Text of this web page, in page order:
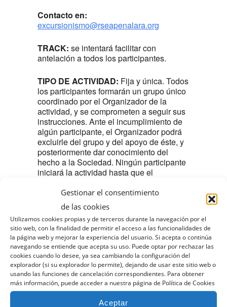
Gestionar el consentimiento
de las cookies
Utilizamos cookies propias y de terceros durante la navegación por el
sitio web, con la finalidad de permitir el acceso a las funcionalidades de
la página web y mejorar la experiencia del usuario. Si acepta o continúa
navegando se entiende que acepta su uso. Puede optar por rechazar las
cookies cuando lo desee, ya sea cambiando la configuración del
explorador (si su explorador lo permite), dejando de usar este sitio web o
usando las funciones de cancelación correspondientes. Para obtener
más información, puede acceder a nuestra página de Política de Cookies
Aceptar
Contacto en:
excursionismo@rseapenalara.org
TRACK: se intentará facilitar con
antelación a todos los participantes.
TIPO DE ACTIVIDAD: Fija y única. Todos
los participantes formarán un grupo único
coordinado por el Organizador de la
actividad, y se comprometen a seguir sus
instrucciones. Ante el incumplimiento de
algún participante, el Organizador podrá
excluirle del grupo y del apoyo de éste, y
posteriormente dar conocimiento del
hecho a la Sociedad. Ningún participante
iniciará la actividad hasta que el
seguirán sus instrucciones y no realizarán
recorridos no previstos sin el permiso de
éste. Cualquier participante que observe
alguna situación anómala o de riesgo,
deberá comunicarla al Organizador.
Igualmente pondrá en su conocimiento el
mal estado de salud o problema físico de
algún miembro del grupo.Por motivos de
seguridad, no podrán participar en la
actividad las personas no inscritas y
admitidas por la RSEA Peñalara como